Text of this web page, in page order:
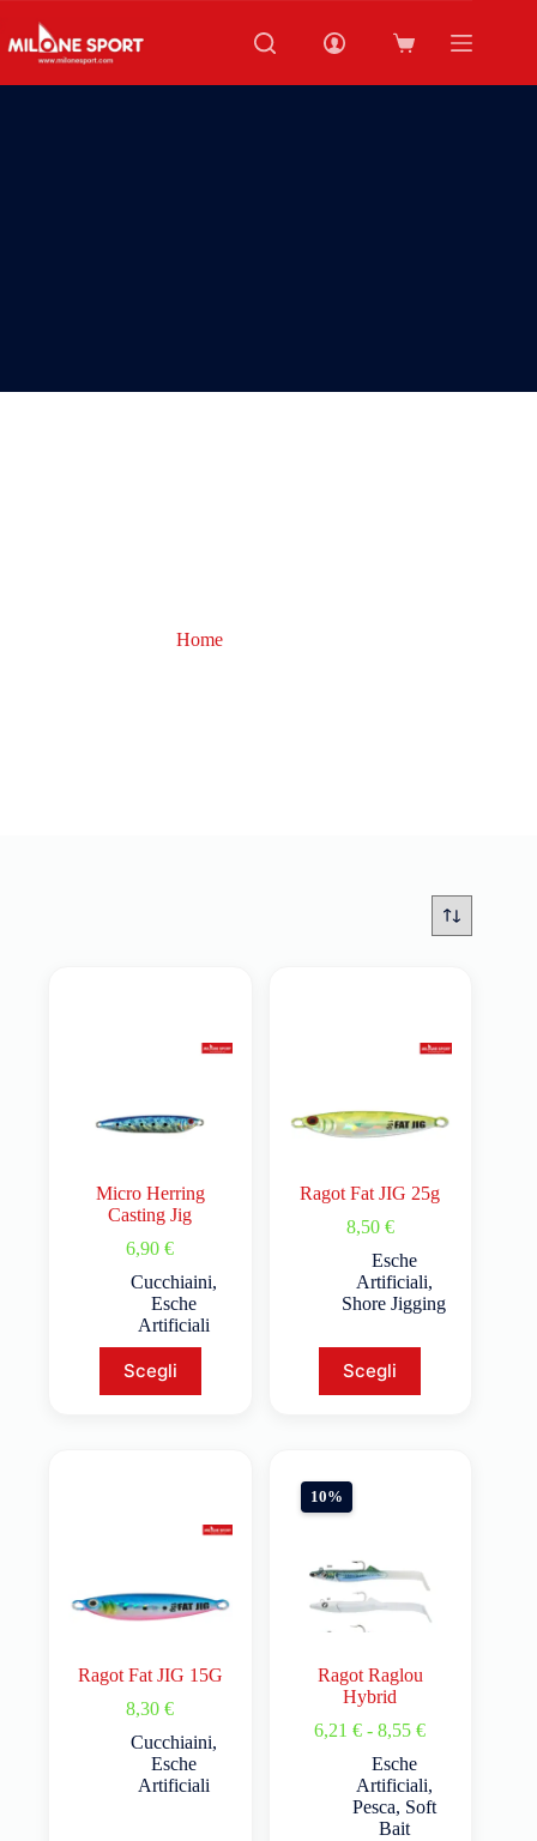
Home
Micro Herring
Casting Jig
6,90€
Cucchiaini,
Esche
Artificiali
Scegli
Ragot Fat JIG 25g
8,50 €
Esche
Artificiali,
Shore Jigging
Scegli
Ragot Fat JIG 15G
8,30€
Cucchiaini,
Esche
Artificiali
10%
Ragot Raglou
Hybrid
6,21€ - 8,55€
Esche
Artificiali,
Pesca, Soft
Bait